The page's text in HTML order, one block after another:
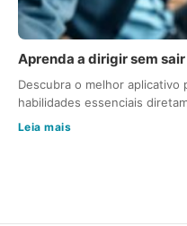
Aprenda a dirigir sem
Descubra o melhor
habilidades essenciais
Leia mais